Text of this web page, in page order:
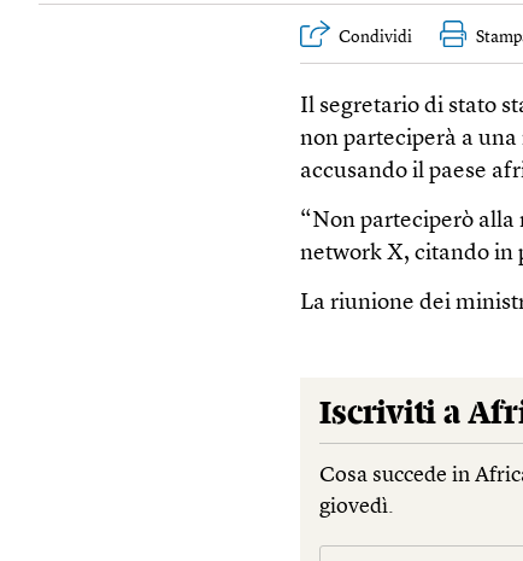
Condividi
Il segretario di stato
non parteciperà a
accusando il paese
“Non parteciperò alla
network X, citando in
La riunione dei
Iscriviti a
Cosa succede in
giovedì.